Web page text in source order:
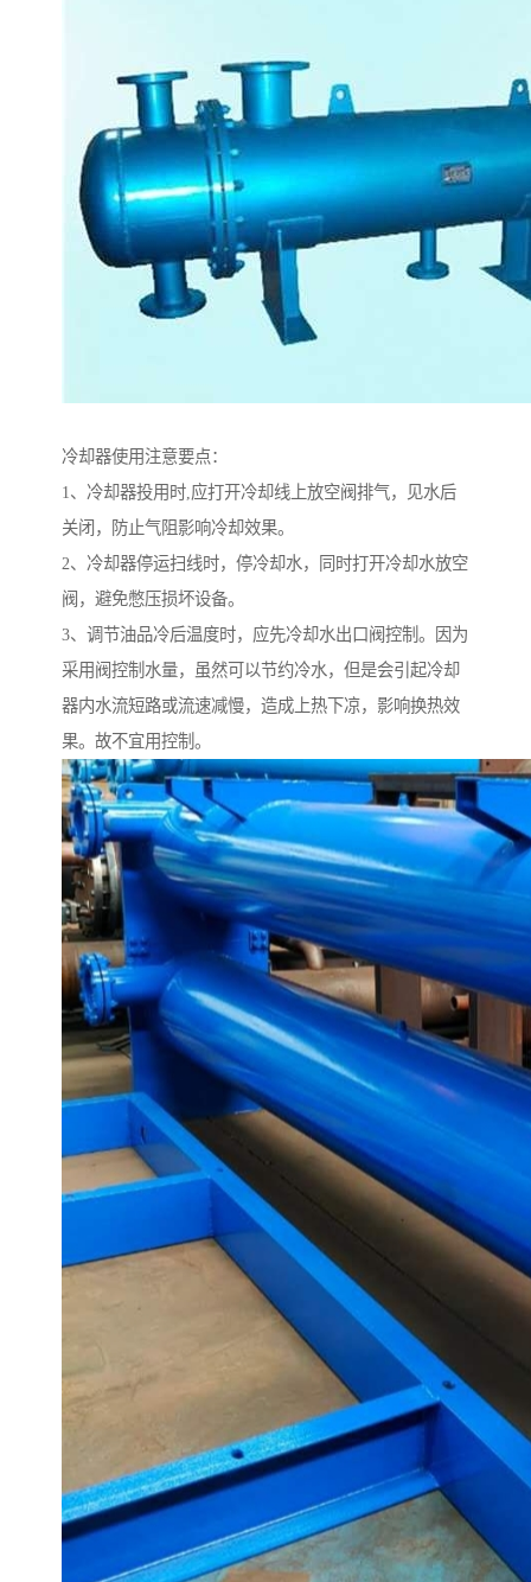
冷却器使用注意要点：
1、冷却器投用时,应打开冷却线上放空阀排气，见水后
关闭，防止气阻影响冷却效果。
2、冷却器停运扫线时，停冷却水，同时打开冷却水放空
阀，避免憋压损坏设备。
3、调节油品冷后温度时，应先冷却水出口阀控制。因为
采用阀控制水量，虽然可以节约冷水，但是会引起冷却
器内水流短路或流速减慢，造成上热下凉，影响换热效
果。故不宜用控制。